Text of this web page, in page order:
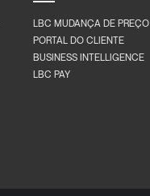
LBC MUDANÇA DE PREÇO
PORTAL DO CLIENTE
BUSINESS INTELLIGENCE
LBC PAY